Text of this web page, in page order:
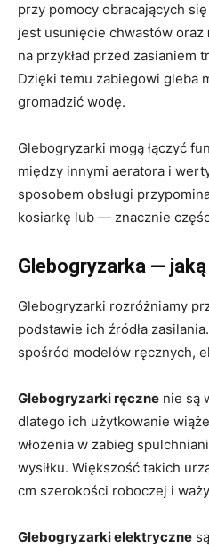
przy pomocy obracających
jest usunięcie chwastów oraz
na przykład przed zasianiem
Dzięki temu zabiegowi gleba
gromadzić wodę.
Glebogryzarki mogą łączyć
między innymi aeratora i
sposobem obsługi
kosiarkę lub — znacznie
Glebogryzarka —
Glebogryzarki rozróżniamy
podstawie ich źródła
spośród modelów ręcznych,
Glebogryzarki ręczne nie są
dlatego ich użytkowanie
włożenia w zabieg
wysiłku. Większość takich
cm szerokości roboczej i
Glebogryzarki elektryczne